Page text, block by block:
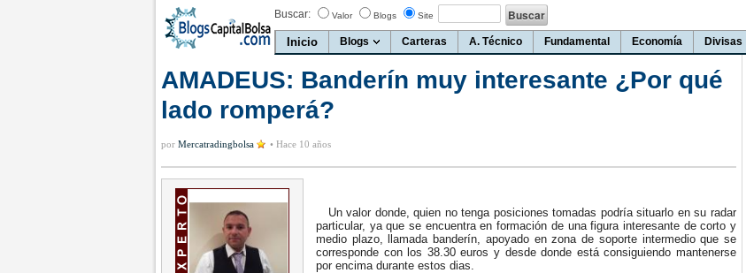
Buscar: Valor Blogs Site
Inicio Blogs Carteras A. Técnico Fundamental Economía Divisas
AMADEUS: Banderín muy interesante ¿Por qué
lado romperá?
por Mercatradingbolsa • Hace 10 años
Un valor donde, quien no tenga posiciones tomadas podría situarlo en su radar
particular, ya que se encuentra en formación de una figura interesante de corto y
medio plazo, llamada banderín, apoyado en zona de soporte intermedio que se
corresponde con los 38.30 euros y desde donde está consiguiendo mantenerse
por encima durante estos dias.